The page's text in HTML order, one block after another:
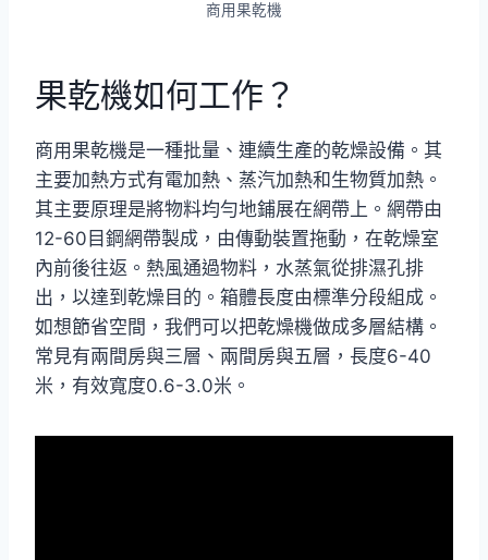
商用果乾機
果乾機如何工作？
商用果乾機是一種批量、連續生產的乾燥設備。其
主要加熱方式有電加熱、蒸汽加熱和生物質加熱。
其主要原理是將物料均勻地鋪展在網帶上。網帶由
12-60目鋼網帶製成，由傳動裝置拖動，在乾燥室
內前後往返。熱風通過物料，水蒸氣從排濕孔排
出，以達到乾燥目的。箱體長度由標準分段組成。
如想節省空間，我們可以把乾燥機做成多層結構。
常見有兩間房與三層、兩間房與五層，長度6-40
米，有效寬度0.6-3.0米。